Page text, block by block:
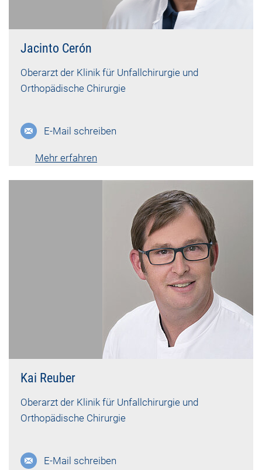
Jacinto Cerón
Oberarzt der Klinik für Unfallchirurgie und
Orthopädische Chirurgie
E-Mail schreiben
Mehr erfahren
Lebenslauf vk-2875
Kai Reuber
Oberarzt der Klinik für Unfallchirurgie und
Orthopädische Chirurgie
E-Mail schreiben